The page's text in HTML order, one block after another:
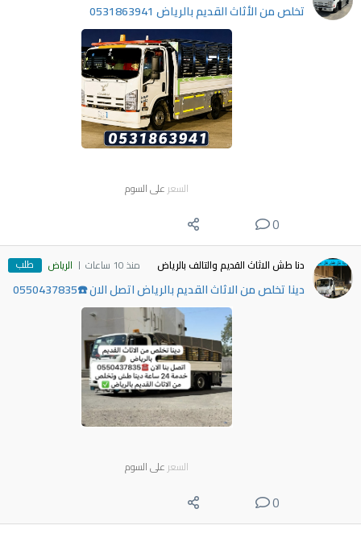
تخلص من الأثاث القديم بالرياض 0531863941
السعر على السوم
0
دنا طش الاثاث القديم والتالف بالرياض منذ 10 ساعات الرياض طلب
دينا تخلص من الاثاث القديم بالرياض اتصل الان ☎️0550437835
السعر على السوم
0